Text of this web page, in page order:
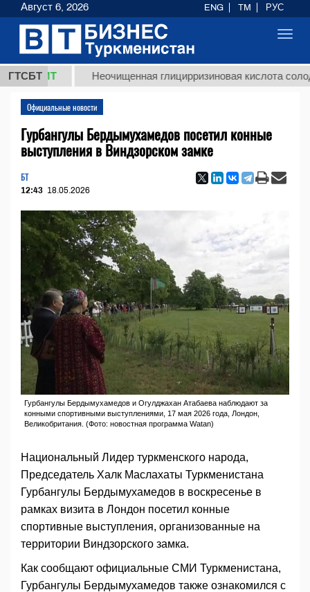
ГТСБТ Неочищенная глицирризиновая кислота солодкового
Официальные новости
Гурбангулы Бердымухамедов посетил конные
выступления в Виндзорском замке
БТ
12:43 18.05.2026
Гурбангулы Бердымухамедов и Огулджахан Атабаева наблюдают за
конными спортивными выступлениями, 17 мая 2026 года, Лондон,
Великобритания. (Фото: новостная программа Watan)
Национальный Лидер туркменского народа,
Председатель Халк Маслахаты Туркменистана
Гурбангулы Бердымухамедов в воскресенье в
рамках визита в Лондон посетил конные
спортивные выступления, организованные на
территории Виндзорского замка.
Как сообщают официальные СМИ Туркменистана,
Гурбангулы Бердымухамедов также ознакомился с
Август 6, 2026 ENG TM РУС